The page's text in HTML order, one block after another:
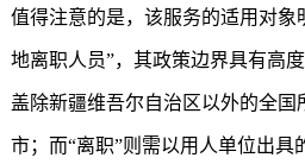
值得注意的是，该服务的适用对象
地离职人员”，其政策边界具有高
盖除新疆维吾尔自治区以外的全国
市；而“离职”则需以用人单位出具